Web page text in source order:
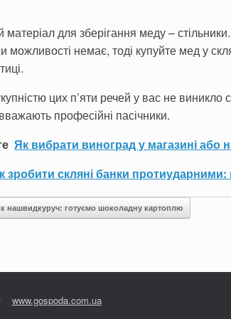
для зберігання меду –
можливості немає, тоді купуйте мед у
цих п’яти речей у вас не виникло
професійні пасічники.
Як вибрати виноград у магазині або
зробити скляні банки
нашвидкуруч: готуємо шоколадну картоплю
www.gospoda.com.ua